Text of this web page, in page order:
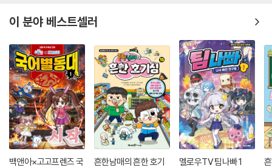
문득 떠오른 호기심부터 다소 엉뚱한 질문까지 속 시원하게 해결할 수 있
자, 그럼 새로운 모험을 시작할 준비됐지?
이제 우리와 함께 재미가 팡! 지식이 팡! 터지는
흥미로운 이야기 속으로 퐁당 빠져 보지 않을래?
이 분야 베스트셀러
백앤아×고고프렌즈 국
흔한남매의 흔한 호기
멜로우TV 팀나빠 1